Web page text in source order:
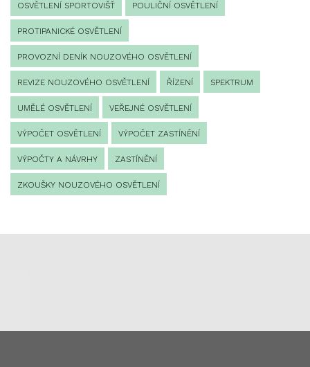
OSVĚTLENÍ SPORTOVIŠŤ POULIČNÍ OSVĚTLENÍ
PROTIPANICKÉ OSVĚTLENÍ
PROVOZNÍ DENÍK NOUZOVÉHO OSVĚTLENÍ
REVIZE NOUZOVÉHO OSVĚTLENÍ ŘÍZENÍ SPEKTRUM
UMĚLÉ OSVĚTLENÍ VEŘEJNÉ OSVĚTLENÍ
VÝPOČET OSVĚTLENÍ VÝPOČET ZASTÍNĚNÍ
VÝPOČTY A NÁVRHY ZASTÍNĚNÍ
ZKOUŠKY NOUZOVÉHO OSVĚTLENÍ